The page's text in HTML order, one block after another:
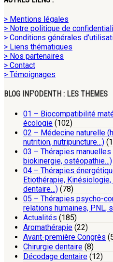
> Mentions légales
> Notre politique de
> Conditions générales
> Liens thématiques
> Nos partenaires
> Contact
> Témoignages
BLOG INF’ODENTH : LES THEMES
01 – Biocompatibilité
écologie (102)
02 – Médecine naturelle
nutrition, nutripuncture…)
03 – Thérapies
biokinergie, ostéopathie…)
04 – Thérapies
Etiothérapie,
dentaire…) (78)
05 – Thérapies psycho-
relations humaines, PNL,
Actualités (185)
Aromathérapie (22)
Avant-première Congrès
Chirurgie dentaire (8)
Décodage dentaire (12)